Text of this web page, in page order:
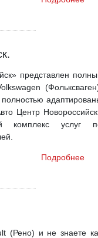
представлен
Центр
комплекс услуг
Подробнее
(Рено) и не знаете